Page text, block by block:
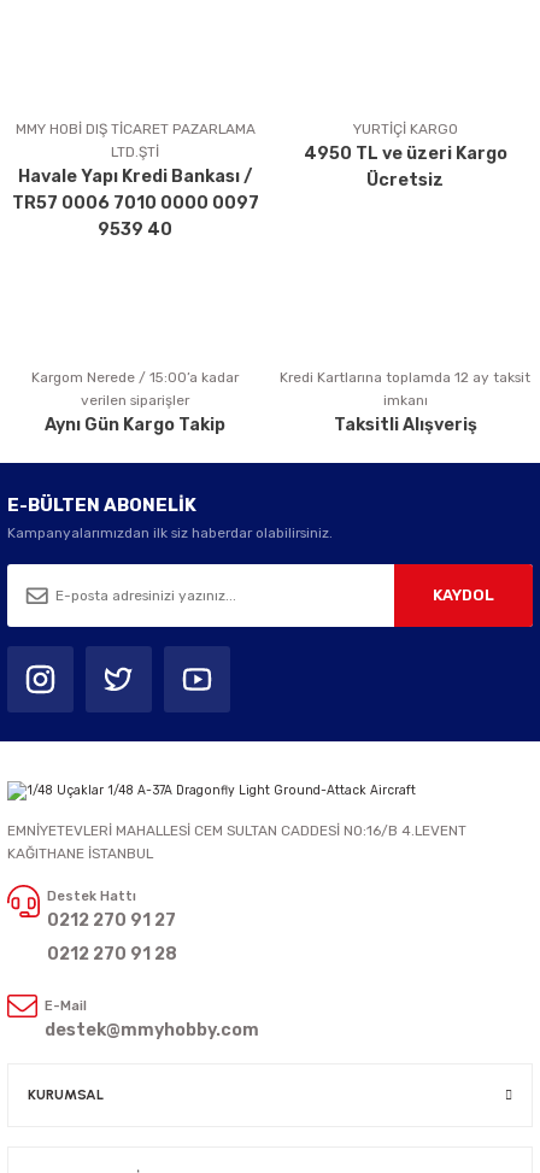
Ürün açıklamasında eksik bilgiler bulunuyor.
Ürün bilgilerinde hatalar bulunuyor.
Ürün fiyatı diğer sitelerden daha pahalı.
Bu ürüne benzer farklı alternatifler olmalı.
Gönder
MMY HOBİ DIŞ TİCARET PAZARLAMA
LTD.ŞTİ
Havale Yapı Kredi Bankası /
TR57 0006 7010 0000 0097
9539 40
YURTİÇİ KARGO
4950 TL ve üzeri Kargo
Ücretsiz
Kargom Nerede / 15:00’a kadar
verilen siparişler
Aynı Gün Kargo Takip
Kredi Kartlarına toplamda 12 ay taksit
imkanı
Taksitli Alışveriş
E-BÜLTEN ABONELİK
Kampanyalarımızdan ilk siz haberdar olabilirsiniz.
KAYDOL
EMNİYETEVLERİ MAHALLESİ CEM SULTAN CADDESİ NO:16/B 4.LEVENT
KAĞITHANE İSTANBUL
Destek Hattı
0212 270 91 27
0212 270 91 28
E-Mail
destek@mmyhobby.com
KURUMSAL